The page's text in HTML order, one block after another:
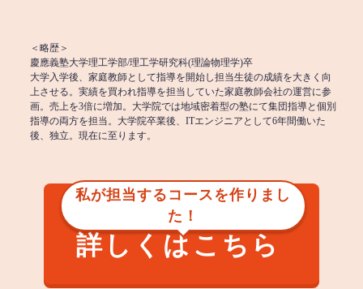
＜略歴＞
慶應義塾大学理工学部/理工学研究科(理論物理学)卒
大学入学後、家庭教師として指導を開始し担当生徒の成績を大きく向
上させる。実績を買われ指導を担当していた家庭教師会社の運営に参
画。売上を3倍に増加。大学院では地域密着型の塾にて集団指導と個別
指導の両方を担当。大学院卒業後、ITエンジニアとして6年間働いた
後、独立。現在に至ります。
私が担当するコースを作りまし
た！
詳しくはこちら